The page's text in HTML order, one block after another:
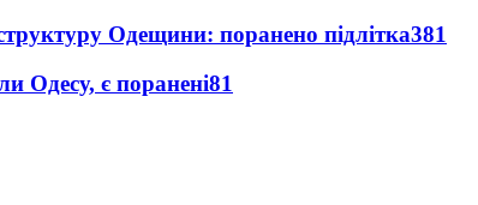
Одещини: поранено підлітка381
Одесу, є поранені81